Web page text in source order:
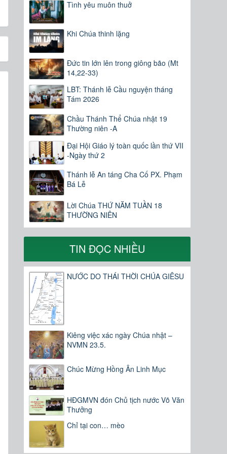
Tình yêu muôn thuở
Khi Chúa thinh lặng
Đức tin lớn lên trong giông bão (Mt
14,22-33)
LBT: Thánh lễ Cầu nguyện tháng
Tám 2026
Chầu Thánh Thể Chúa nhật 19
Thường niên -A
Đại Hội Giáo lý toàn quốc lần thứ VII
-Ngày thứ 2
Thánh lễ An táng Cha Cố PX. Phạm
Bá Lễ
Lời Chúa THỨ NĂM TUẦN 18
THƯỜNG NIÊN
TIN ĐỌC NHIỀU
NƯỚC DO THÁI THỜI CHÚA GIÊSU
Kiêng việc xác ngày Chúa nhật –
NVMN 23.5.
Chúc Mừng Hồng Ân Linh Mục
HĐGMVN đón Chủ tịch nước Võ Văn
Thưởng
Chỉ tại con… mèo